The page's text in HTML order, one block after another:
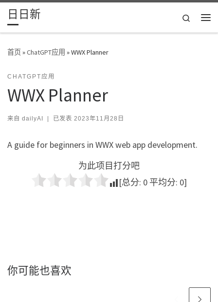
Skip to content
日日新
Search
首页»ChatGPT应用 »WWX Planner
CHATGPT应用
WWX Planner
来自 dailyAI | 已发表 2023年11月28日
A guide for beginners in WWX web app development.
为此项目打分吧
[总分: 0 平均分: 0]
你可能也喜欢